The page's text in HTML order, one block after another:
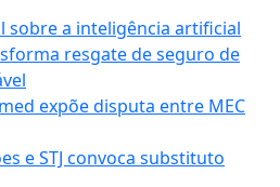
sobre a inteligência artificial
resgate de seguro de
expõe disputa entre MEC
e STJ convoca substituto